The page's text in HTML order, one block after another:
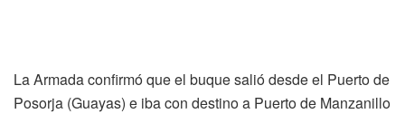
La Armada confirmó que el buque salió desde el Puerto de
Posorja (Guayas) e iba con destino a Puerto de Manzanillo